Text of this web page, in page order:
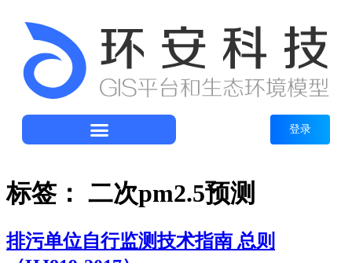
登录
标签： 二次pm2.5预测
排污单位自行监测技术指南 总则